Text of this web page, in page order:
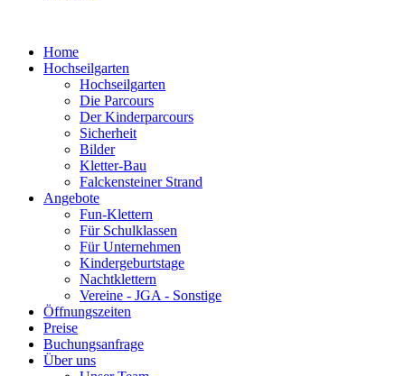
Home
Hochseilgarten
Hochseilgarten
Die Parcours
Der Kinderparcours
Sicherheit
Bilder
Kletter-Bau
Falckensteiner Strand
Angebote
Fun-Klettern
Für Schulklassen
Für Unternehmen
Kindergeburtstage
Nachtklettern
Vereine - JGA - Sonstige
Öffnungszeiten
Preise
Buchungsanfrage
Über uns